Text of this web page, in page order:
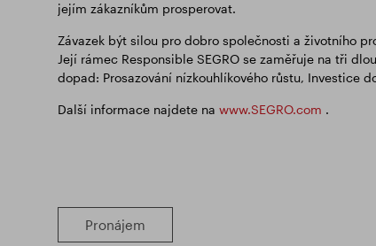
jejím zákazníkům prosperovat.
Závazek být silou pro dobro společnosti a životního
Její rámec Responsible SEGRO se zaměřuje na tři
dopad: Prosazování nízkouhlíkového růstu, Investice
Další informace najdete na www.SEGRO.com .
Pronájem